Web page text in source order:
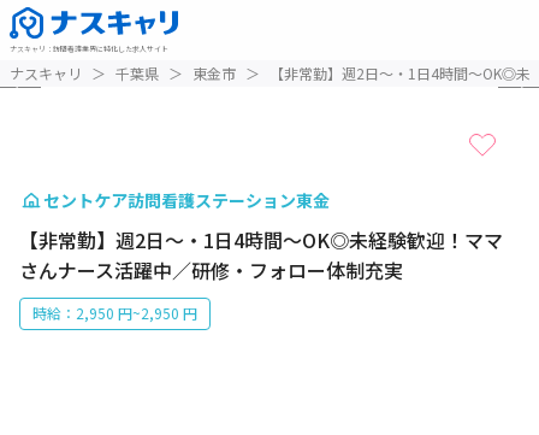
ナスキャリ ： 訪問看護業界に特化した求人サイト
ナスキャリ ＞ 千葉県 ＞ 東金市 ＞ 【非常勤】週2日～・1日4時間～OK◎
セントケア訪問看護ステーション東金
【非常勤】週2日～・1日4時間～OK◎未経験歓迎！ママ
さんナース活躍中／研修・フォロー体制充実
時給：2,950 円~2,950 円